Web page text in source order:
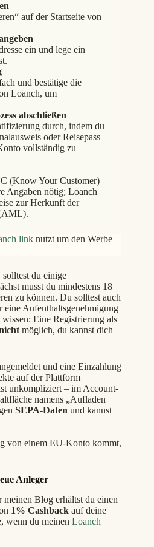
auf der Startseite von
ein und lege ein
und bestätige die
Loanch, um
abschließen
durch, indem du
oder Reisepass
vollständig zu
(Know Your Customer)
Angaben nötig; Loanch
zur Herkunft der
link nutzt um den Werbe
du einige
musst du mindestens 18
zu können. Du solltest auch
eine Aufenthaltsgenehmigung
Eine Registrierung als
möglich, du kannst dich
und eine Einzahlung
auf der Plattform
unkompliziert – im Account-
namens „Aufladen
SEPA-Daten und kannst
von einem EU-Konto kommt,
Anleger
Blog erhältst du einen
1% Cashback auf deine
wenn du meinen Loanch